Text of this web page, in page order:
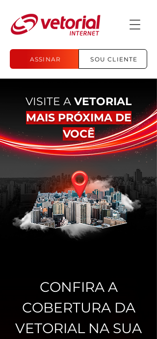
SOU CLIENTE
ASSINAR
VISITE A VETORIAL
MAIS PRÓXIMA DE
VOCÊ
CONFIRA A
COBERTURA DA
VETORIAL NA SUA